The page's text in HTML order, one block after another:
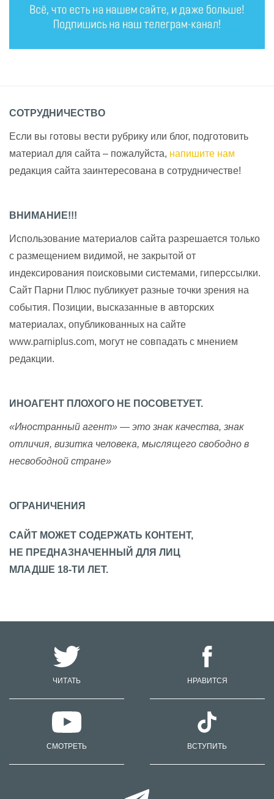
СОТРУДНИЧЕСТВО
Если вы готовы вести рубрику или блог, подготовить
материал для сайта – пожалуйста, напишите нам
редакция сайта заинтересована в сотрудничестве!
ВНИМАНИЕ!!!
Использование материалов сайта разрешается только
с размещением видимой, не закрытой от
индексирования поисковыми системами, гиперссылки.
Сайт Парни Плюс публикует разные точки зрения на
события. Позиции, высказанные в авторских
материалах, опубликованных на сайте
www.parniplus.com, могут не совпадать с мнением
редакции.
ИНОАГЕНТ ПЛОХОГО НЕ ПОСОВЕТУЕТ.
«Иностранный агент» — это знак качества, знак
отличия, визитка человека, мыслящего свободно в
несвободной стране»
ОГРАНИЧЕНИЯ
САЙТ МОЖЕТ СОДЕРЖАТЬ КОНТЕНТ,
НЕ ПРЕДНАЗНАЧЕННЫЙ ДЛЯ ЛИЦ
МЛАДШЕ 18-ТИ ЛЕТ.
ЧИТАТЬ НРАВИТСЯ
СМОТРЕТЬ ВСТУПИТЬ